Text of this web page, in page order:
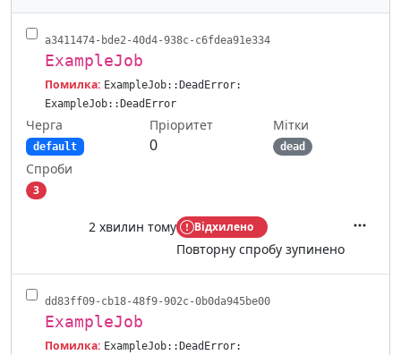
a3411474-bde2-40d4-938c-c6fdea91e334
ExampleJob
Помилка: ExampleJob::DeadError:
ExampleJob::DeadError
Черга
default
Пріоритет
0
Мітки
dead
Спроби
3
2 хвилин тому Відхилено
Повторну спробу зупинено
dd83ff09-cb18-48f9-902c-0b0da945be00
ExampleJob
Помилка: ExampleJob::DeadError: